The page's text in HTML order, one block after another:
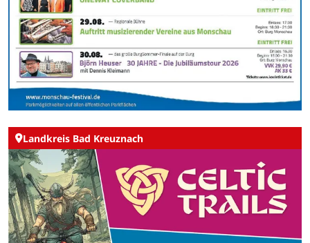
Landkreis Bad Kreuznach